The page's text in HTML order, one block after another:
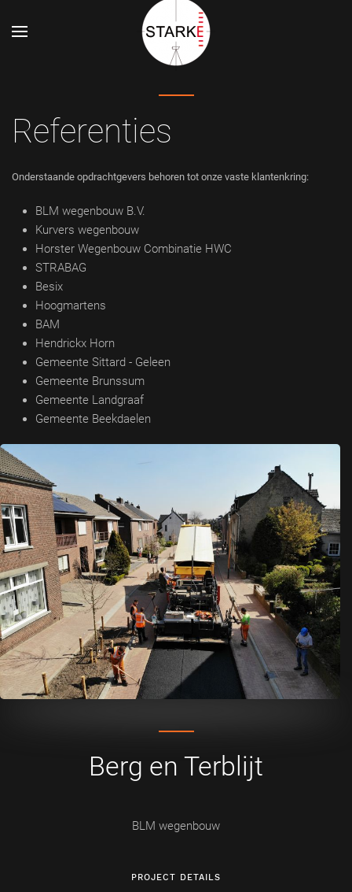
Referenties
Onderstaande opdrachtgevers behoren tot onze vaste klantenkring:
BLM wegenbouw B.V.
Kurvers wegenbouw
Horster Wegenbouw Combinatie HWC
STRABAG
Besix
Hoogmartens
BAM
Hendrickx Horn
Gemeente Sittard - Geleen
Gemeente Brunssum
Gemeente Landgraaf
Gemeente Beekdaelen
Berg en Terblijt
BLM wegenbouw
PROJECT DETAILS